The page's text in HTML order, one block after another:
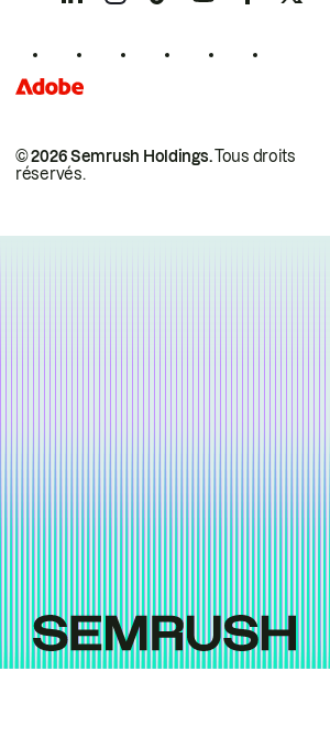
© 2026 Semrush Holdings.Tous droits
réservés.